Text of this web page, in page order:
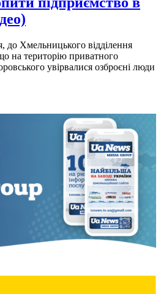
до Хмельницького відділення
на територію приватного
увірвалися озброєні люди